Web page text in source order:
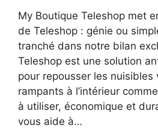
My Boutique Teleshop met
de Teleshop : génie ou
tranché dans notre bilan
Teleshop est une solution
pour repousser les nuisibles
rampants à l’intérieur
à utiliser, économique et
vous aide à…